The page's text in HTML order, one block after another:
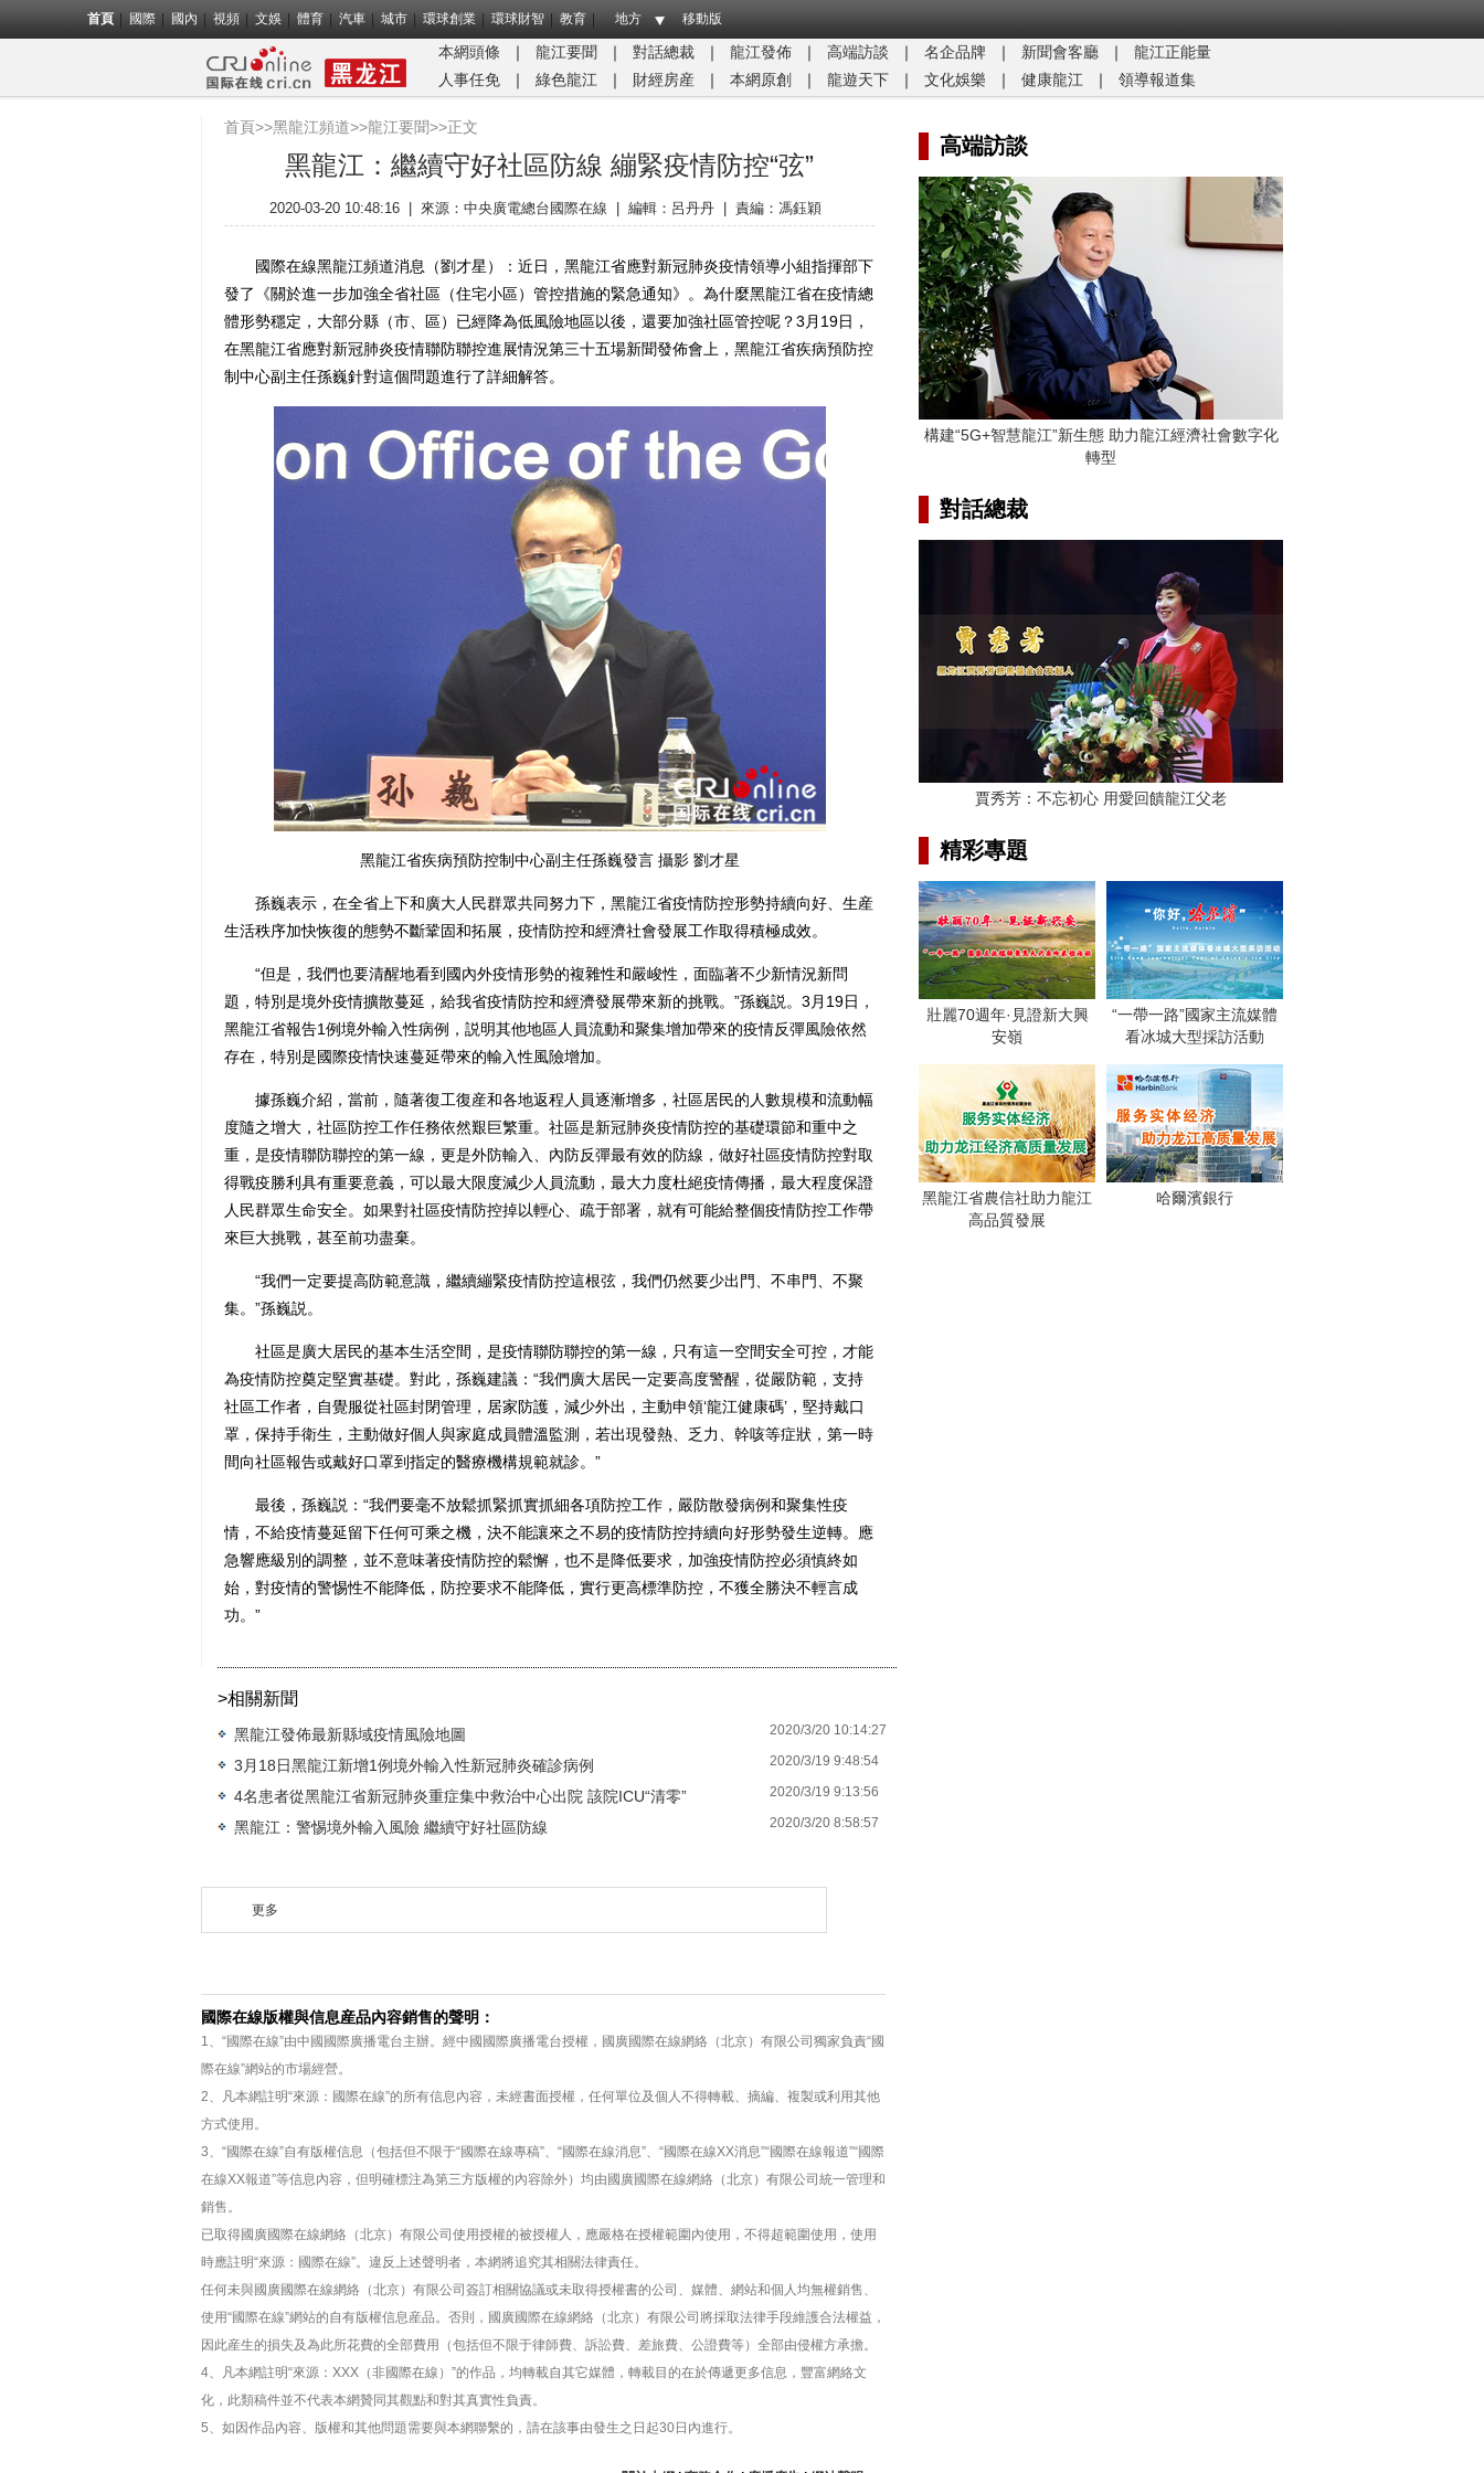
首頁 國際 國內 視頻 文娛 體育 汽車 城市 環球創業 環球財智 教育 地方 移動版
本網頭條 ｜ 龍江要聞 ｜ 對話總裁 ｜ 龍江發佈 ｜ 高端訪談 ｜ 名企品牌 ｜ 新聞會客廳 ｜
龍江正能量​
人事任免
｜ 綠色龍江 ｜ 財經房産 ｜ 本網原創 ｜ 龍遊天下 ｜ 文化娛樂 ｜ 健康龍江 ｜ 領導報道集
首頁>>黑龍江頻道>>龍江要聞>>正文
黑龍江：繼續守好社區防線 繃緊疫情防控“弦”
2020-03-20 10:48:16 來源： 中央廣電總台國際在線 編輯：呂丹丹 責編：馮鈺穎
國際在線黑龍江頻道消息（劉才星）：近日，黑龍江省應對新冠肺炎疫情領導小組指揮部下
發了《關於進一步加強全省社區（住宅小區）管控措施的緊急通知》。為什麼黑龍江省在疫情總
體形勢穩定，大部分縣（市、區）已經降為低風險地區以後，還要加強社區管控呢？3月19日，
在黑龍江省應對新冠肺炎疫情聯防聯控進展情況第三十五場新聞發佈會上，黑龍江省疾病預防控
制中心副主任孫巍針對這個問題進行了詳細解答。
黑龍江省疾病預防控制中心副主任孫巍發言 攝影 劉才星
孫巍表示，在全省上下和廣大人民群眾共同努力下，黑龍江省疫情防控形勢持續向好、生産
生活秩序加快恢復的態勢不斷鞏固和拓展，疫情防控和經濟社會發展工作取得積極成效。
“但是，我們也要清醒地看到國內外疫情形勢的複雜性和嚴峻性，面臨著不少新情況新問
題，特別是境外疫情擴散蔓延，給我省疫情防控和經濟發展帶來新的挑戰。”孫巍説。3月19日，
黑龍江省報告1例境外輸入性病例，説明其他地區人員流動和聚集增加帶來的疫情反彈風險依然
存在，特別是國際疫情快速蔓延帶來的輸入性風險增加。
據孫巍介紹，當前，隨著復工復産和各地返程人員逐漸增多，社區居民的人數規模和流動幅
度隨之增大，社區防控工作任務依然艱巨繁重。社區是新冠肺炎疫情防控的基礎環節和重中之
重，是疫情聯防聯控的第一線，更是外防輸入、內防反彈最有效的防線，做好社區疫情防控對取
得戰疫勝利具有重要意義，可以最大限度減少人員流動，最大力度杜絕疫情傳播，最大程度保證
人民群眾生命安全。如果對社區疫情防控掉以輕心、疏于部署，就有可能給整個疫情防控工作帶
來巨大挑戰，甚至前功盡棄。
“我們一定要提高防範意識，繼續繃緊疫情防控這根弦，我們仍然要少出門、不串門、不聚
集。”孫巍説。
社區是廣大居民的基本生活空間，是疫情聯防聯控的第一線，只有這一空間安全可控，才能
為疫情防控奠定堅實基礎。對此，孫巍建議：“我們廣大居民一定要高度警醒，從嚴防範，支持
社區工作者，自覺服從社區封閉管理，居家防護，減少外出，主動申領‘龍江健康碼’，堅持戴口
罩，保持手衛生，主動做好個人與家庭成員體溫監測，若出現發熱、乏力、幹咳等症狀，第一時
間向社區報告或戴好口罩到指定的醫療機構規範就診。”
最後，孫巍説：“我們要毫不放鬆抓緊抓實抓細各項防控工作，嚴防散發病例和聚集性疫
情，不給疫情蔓延留下任何可乘之機，決不能讓來之不易的疫情防控持續向好形勢發生逆轉。應
急響應級別的調整，並不意味著疫情防控的鬆懈，也不是降低要求，加強疫情防控必須慎終如
始，對疫情的警惕性不能降低，防控要求不能降低，實行更高標準防控，不獲全勝決不輕言成
功。”
>相關新聞
黑龍江發佈最新縣域疫情風險地圖 2020/3/20 10:14:27
3月18日黑龍江新增1例境外輸入性新冠肺炎確診病例 2020/3/19 9:48:54
4名患者從黑龍江省新冠肺炎重症集中救治中心出院 該院ICU“清零” 2020/3/19 9:13:56
黑龍江：警惕境外輸入風險 繼續守好社區防線 2020/3/20 8:58:57
更多
國際在線版權與信息産品內容銷售的聲明：
1、“國際在線”由中國國際廣播電台主辦。經中國國際廣播電台授權，國廣國際在線網絡（北京）有限公司獨家負責“國
際在線”網站的市場經營。
2、凡本網註明“來源：國際在線”的所有信息內容，未經書面授權，任何單位及個人不得轉載、摘編、複製或利用其他
方式使用。
3、“國際在線”自有版權信息（包括但不限于“國際在線專稿”、“國際在線消息”、“國際在線XX消息”“國際在線報道”“國際
在線XX報道”等信息內容，但明確標注為第三方版權的內容除外）均由國廣國際在線網絡（北京）有限公司統一管理和
銷售。
已取得國廣國際在線網絡（北京）有限公司使用授權的被授權人，應嚴格在授權範圍內使用，不得超範圍使用，使用
時應註明“來源：國際在線”。違反上述聲明者，本網將追究其相關法律責任。
任何未與國廣國際在線網絡（北京）有限公司簽訂相關協議或未取得授權書的公司、媒體、網站和個人均無權銷售、
使用“國際在線”網站的自有版權信息産品。否則，國廣國際在線網絡（北京）有限公司將採取法律手段維護合法權益，
因此産生的損失及為此所花費的全部費用（包括但不限于律師費、訴訟費、差旅費、公證費等）全部由侵權方承擔。
4、凡本網註明“來源：XXX（非國際在線）”的作品，均轉載自其它媒體，轉載目的在於傳遞更多信息，豐富網絡文
化，此類稿件並不代表本網贊同其觀點和對其真實性負責。
5、如因作品內容、版權和其他問題需要與本網聯繫的，請在該事由發生之日起30日內進行。
高端訪談
構建“5G+智慧龍江”新生態 助力龍江經濟社會數字化
轉型
對話總裁
賈秀芳：不忘初心 用愛回饋龍江父老
精彩專題
壯麗70週年·見證新大興
安嶺
“一帶一路”國家主流媒體
看冰城大型採訪活動
黑龍江省農信社助力龍江
高品質發展
哈爾濱銀行